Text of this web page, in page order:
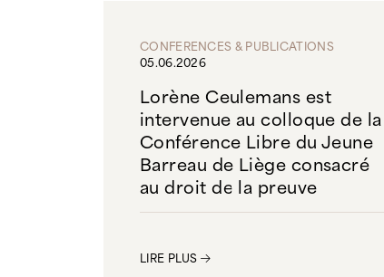
CONFERENCES & PUBLICATIONS
05.06.2026
Lorène Ceulemans est
intervenue au colloque de la
Conférence Libre du Jeune
Barreau de Liège consacré
au droit de la preuve
LIRE PLUS